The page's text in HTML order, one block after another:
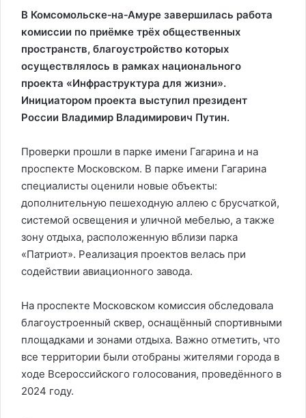
В Комсомольске‑на‑Амуре завершилась работа
комиссии по приёмке трёх общественных
пространств, благоустройство которых
осуществлялось в рамках национального
проекта «Инфраструктура для жизни».
Инициатором проекта выступил президент
России Владимир Владимирович Путин.
Проверки прошли в парке имени Гагарина и на
проспекте Московском. В парке имени Гагарина
специалисты оценили новые объекты:
дополнительную пешеходную аллею с брусчаткой,
системой освещения и уличной мебелью, а также
зону отдыха, расположенную вблизи парка
«Патриот». Реализация проектов велась при
содействии авиационного завода.
На проспекте Московском комиссия обследовала
благоустроенный сквер, оснащённый спортивными
площадками и зонами отдыха. Важно отметить, что
все территории были отобраны жителями города в
ходе Всероссийского голосования, проведённого в
2024 году.